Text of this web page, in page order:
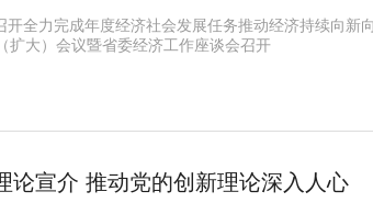
全力完成年度经济社会发展任务推动经济持续向新
扩大）会议暨省委经济工作座谈会召开
论宣介 推动党的创新理论深入人心